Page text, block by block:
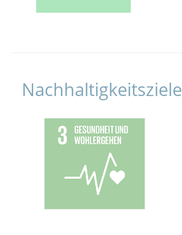
Nachhaltigkeitsziele